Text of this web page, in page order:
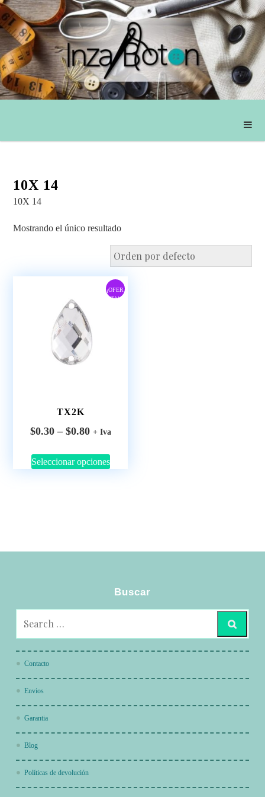
10X 14
10X 14
Mostrando el único resultado
¡OFER
TA!
TX2K
$0.30 – $0.80 + Iva
Seleccionar opciones
Buscar
Contacto
Envios
Garantia
Blog
Políticas de devolución